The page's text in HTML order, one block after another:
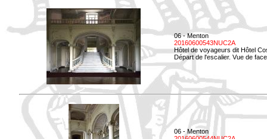
06 - Menton
20160600543NUC2A
Hôtel de voyageurs dit Hôtel
Départ de l'escalier. Vue de
06 - Menton